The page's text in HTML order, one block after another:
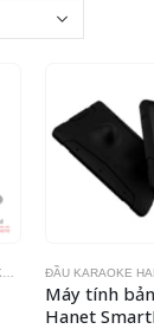
THIẾT BỊ KARAOKE
ĐẦU KARAOKE
Máy tính
Hanet